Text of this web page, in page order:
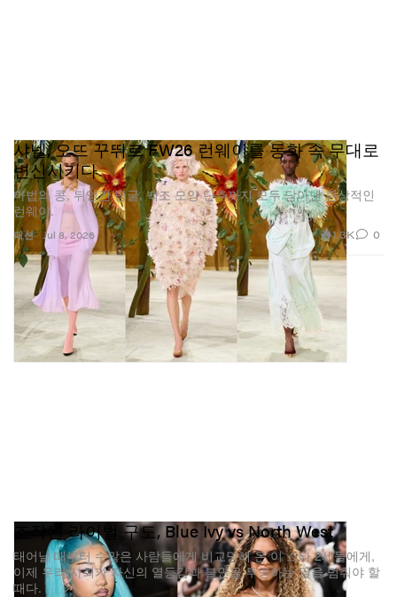
패션
샤넬, 오뜨 꾸뛰르 FW26 런웨이를 동화 속 무대로
변신시키다
마법의 콩, 뒤엉킨 덩굴, 백조 모양 단추까지 모두 담아낸 환상적인
런웨이.
Jul 8, 2026 1.3K 0
조작된 라이벌 구도, Blue Ivy vs North West
태어날 때부터 수많은 사람들에게 비교당해 온 이 스타 2세들에게,
이제 우리 사회가 자신의 열등감과 불안을 투영하는 일을 멈춰야 할
때다.